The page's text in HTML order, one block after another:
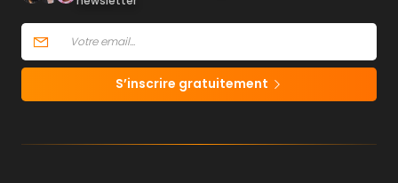
S’inscrire gratuitement